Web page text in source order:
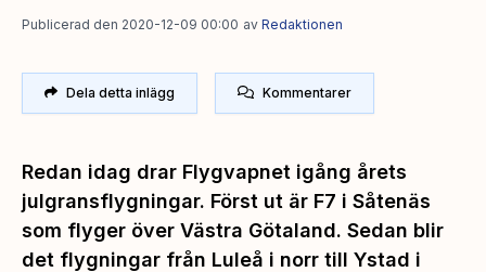
Publicerad den 2020-12-09 00:00 av Redaktionen
Dela detta inlägg Kommentarer
Redan idag drar Flygvapnet igång årets
julgransflygningar. Först ut är F7 i Såtenäs
som flyger över Västra Götaland. Sedan blir
det flygningar från Luleå i norr till Ystad i